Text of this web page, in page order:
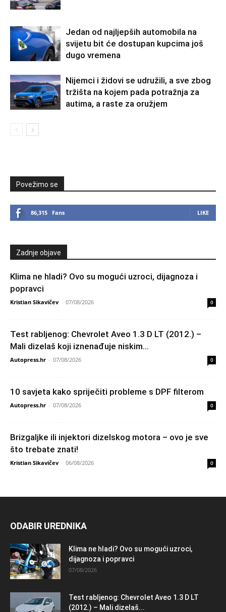
Jedan od najljepših automobila na
svijetu bit će dostupan kupcima još
dugo vremena
Nijemci i židovi se udružili, a sve zbog
tržišta na kojem pada potražnja za
autima, a raste za oružjem
Povežimo se
86,315 Fans LIKE
Zadnje objave
Klima ne hladi? Ovo su mogući uzroci, dijagnoza i
popravci
Kristian Sikavičev - 07/08/2026 0
Test rabljenog: Chevrolet Aveo 1.3 D LT (2012.) –
Mali dizelaš koji iznenađuje niskim...
Autopress.hr - 07/08/2026 0
10 savjeta kako spriječiti probleme s DPF filterom
Autopress.hr - 07/08/2026 0
Brizgaljke ili injektori dizelskog motora – ovo je sve
što trebate znati!
Kristian Sikavičev - 06/08/2026 0
ODABIR UREDNIKA
Klima ne hladi? Ovo su mogući uzroci,
dijagnoza i popravci
07/08/2026
Test rabljenog: Chevrolet Aveo 1.3 D LT
(2012.) – Mali dizelaš...